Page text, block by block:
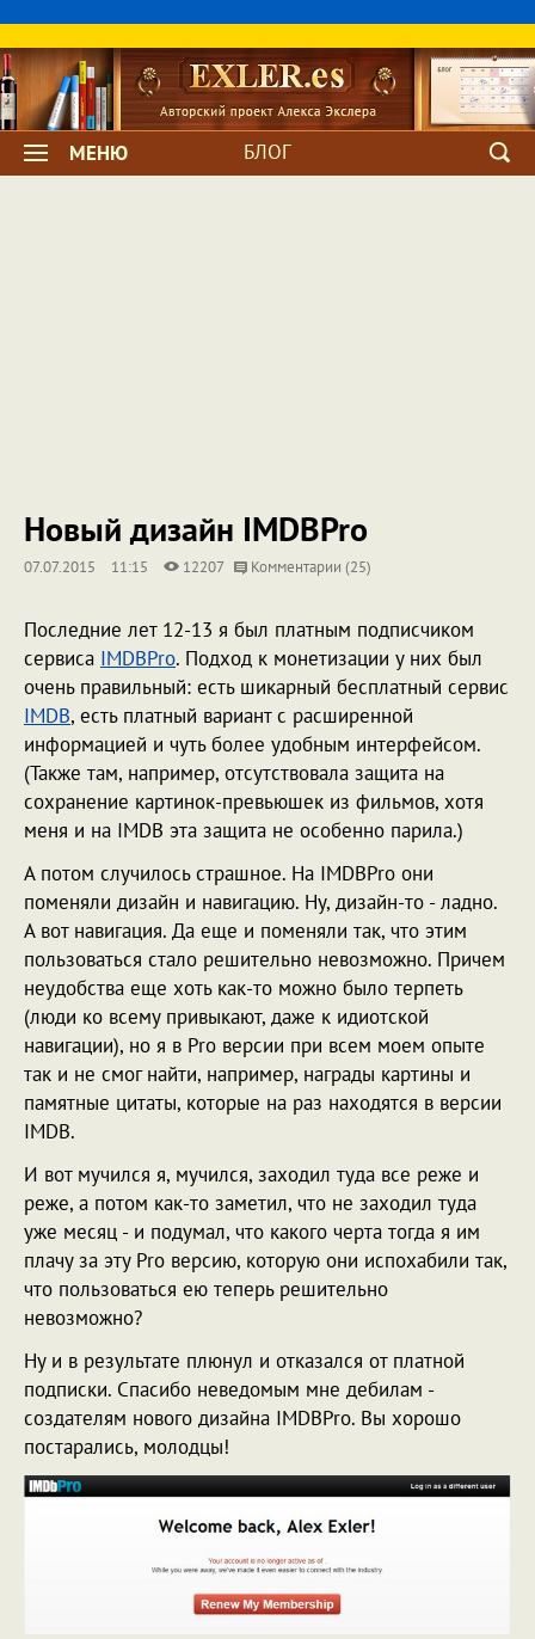
МЕНЮ БЛОГ
Новый дизайн IMDBPro
07.07.2015 11:15 12207 Комментарии (25)
Последние лет 12-13 я был платным подписчиком
сервиса IMDBPro. Подход к монетизации у них был
очень правильный: есть шикарный бесплатный сервис
IMDB, есть платный вариант с расширенной
информацией и чуть более удобным интерфейсом.
(Также там, например, отсутствовала защита на
сохранение картинок-превьюшек из фильмов, хотя
меня и на IMDB эта защита не особенно парила.)
А потом случилось страшное. На IMDBPro они
поменяли дизайн и навигацию. Ну, дизайн-то - ладно.
А вот навигация. Да еще и поменяли так, что этим
пользоваться стало решительно невозможно. Причем
неудобства еще хоть как-то можно было терпеть
(люди ко всему привыкают, даже к идиотской
навигации), но я в Pro версии при всем моем опыте
так и не смог найти, например, награды картины и
памятные цитаты, которые на раз находятся в версии
IMDB.
И вот мучился я, мучился, заходил туда все реже и
реже, а потом как-то заметил, что не заходил туда
уже месяц - и подумал, что какого черта тогда я им
плачу за эту Pro версию, которую они испохабили так,
что пользоваться ею теперь решительно
невозможно?
Ну и в результате плюнул и отказался от платной
подписки. Спасибо неведомым мне дебилам -
создателям нового дизайна IMDBPro. Вы хорошо
постарались, молодцы!